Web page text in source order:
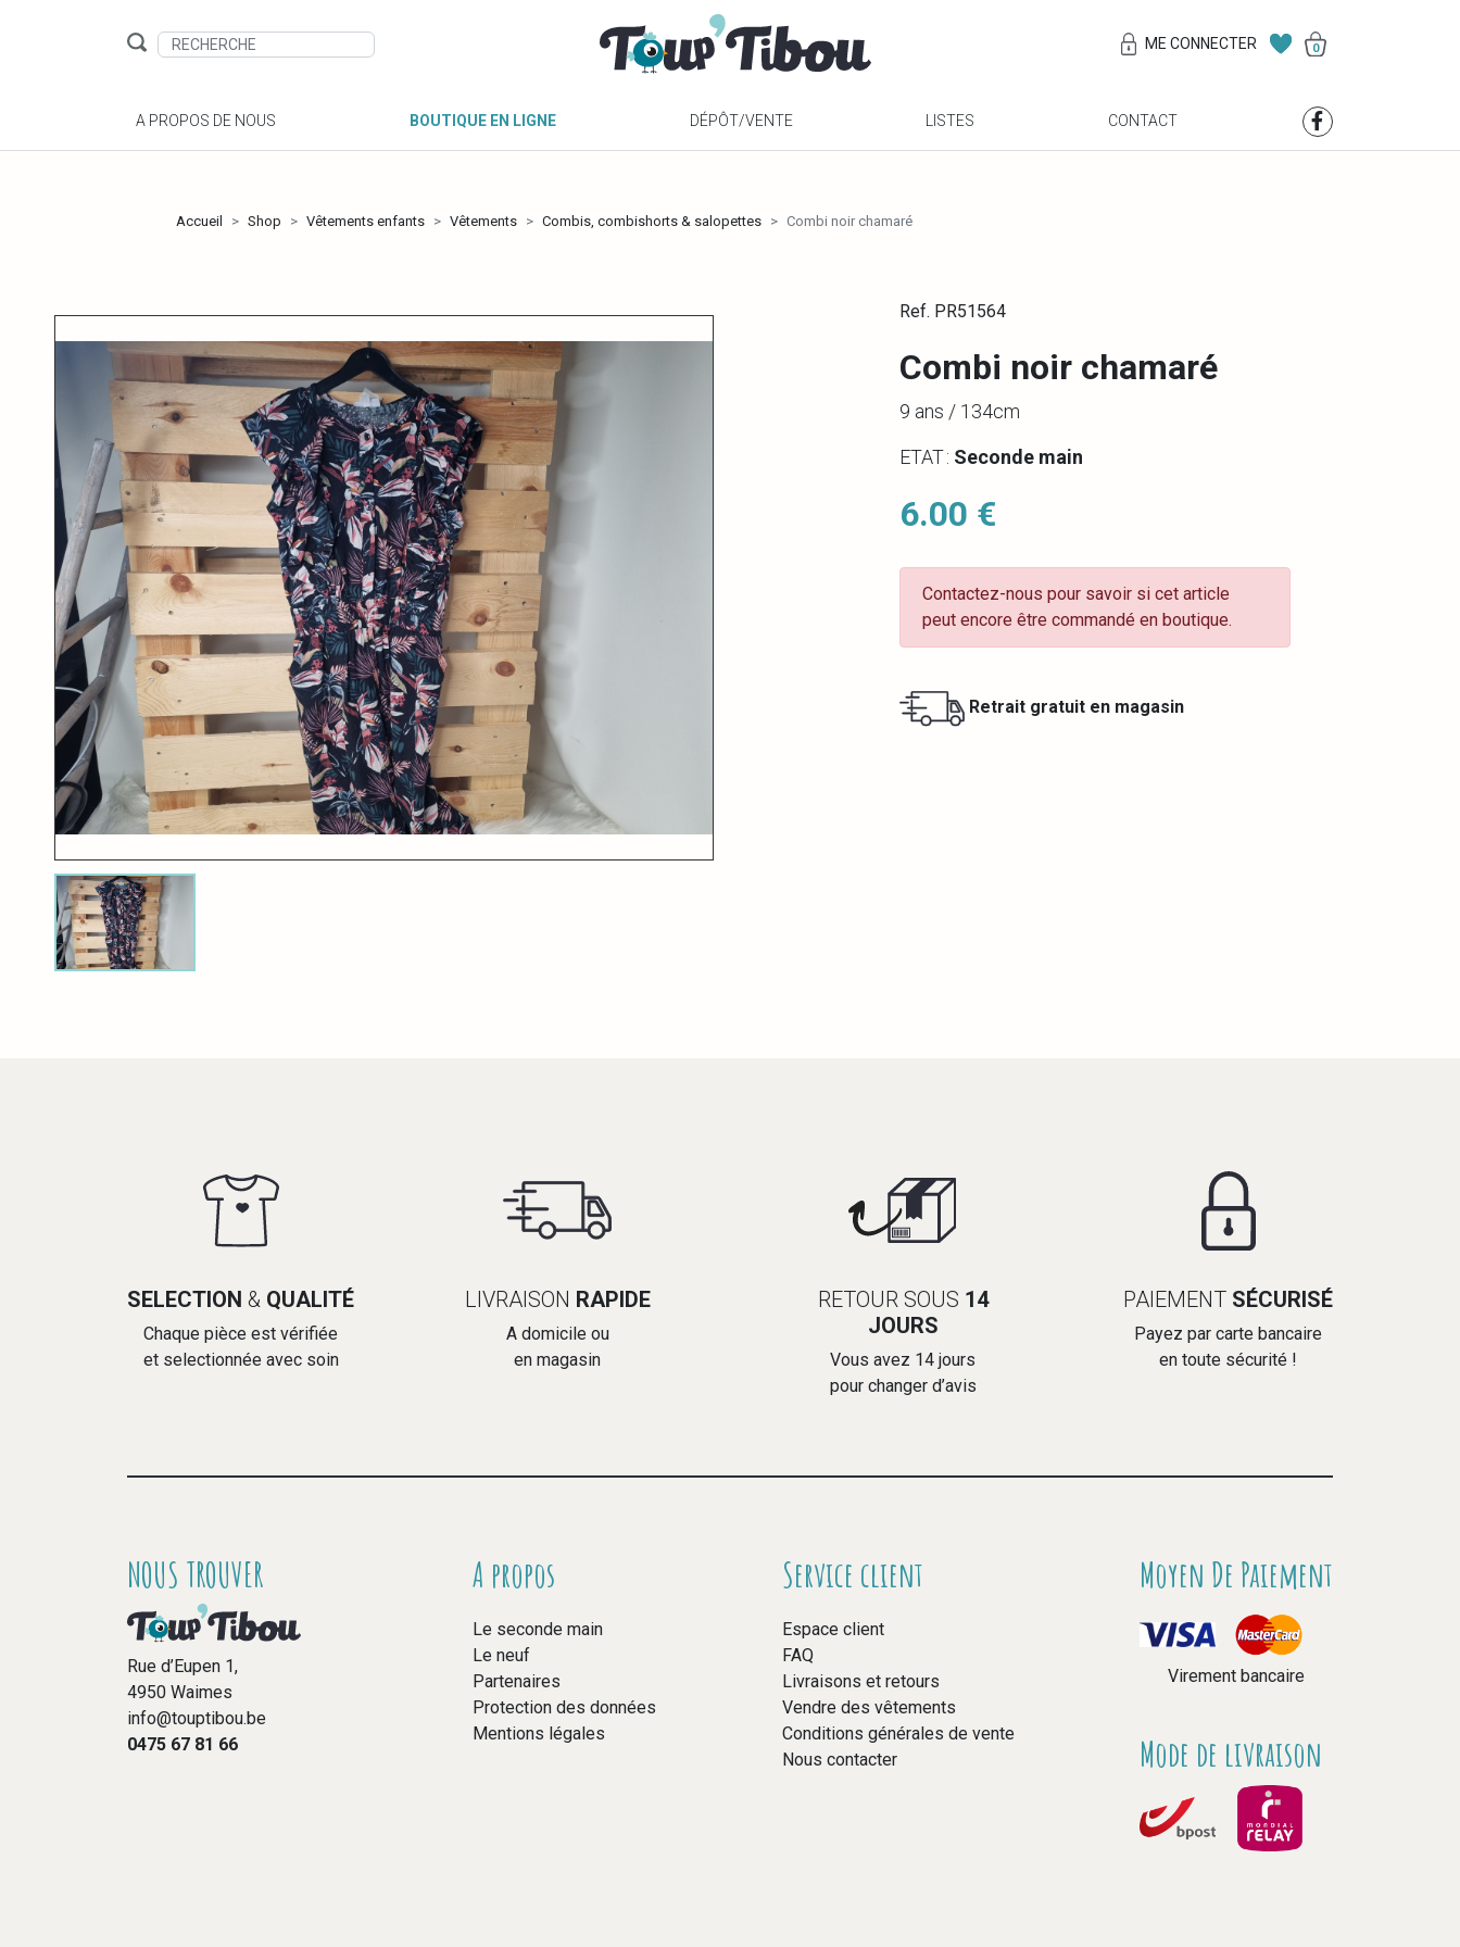
ME CONNECTER 0
A PROPOS DE NOUS BOUTIQUE EN LIGNE DÉPÔT/VENTE LISTES CONTACT
Accueil Shop Vêtements enfants Vêtements Combis, combishorts & salopettes Combi noir chamaré
Ref. PR51564
Combi noir chamaré
9 ans / 134cm
ETAT : Seconde main
6.00 €
Contactez-nous pour savoir si cet article
peut encore être commandé en boutique.
Retrait gratuit en magasin
SELECTION & QUALITÉ
Chaque pièce est vérifiée
et selectionnée avec soin
LIVRAISON RAPIDE
A domicile ou
en magasin
RETOUR SOUS 14
JOURS
Vous avez 14 jours
pour changer d’avis
PAIEMENT SÉCURISÉ
Payez par carte bancaire
en toute sécurité !
NOUS TROUVER
Rue d’Eupen 1,
4950 Waimes
info@touptibou.be
0475 67 81 66
A propos
Le seconde main
Le neuf
Partenaires
Protection des données
Mentions légales
Service client
Espace client
FAQ
Livraisons et retours
Vendre des vêtements
Conditions générales de vente
Nous contacter
Moyen De Paiement
Virement bancaire
Mode de livraison